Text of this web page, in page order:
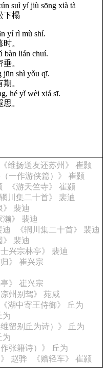
suì yí jiù sōng xià tà
下榻
yí rì mù shí.
。
bàn lián chuí.
。
jūn shì yǒu qī.
。
hé yǐ wèi xiá sī.
。
《维扬送友还苏州》 崔颢
一作游侠篇）》 崔颢
《游天竺寺》 崔颢
辋川集二十首》 裴迪
》 裴迪
濑》 裴迪
迪
《辋川集二十首》 裴迪
》 裴迪
兴宗林亭》 裴迪
》 崔兴宗
》 崔兴宗
州别驾》 苑咸
《湖中寄王侍御》 丘为
为
留别丘为诗）》 丘为
为
张籍诗）》 丘为
赵骅
《赠轻车》 崔颢